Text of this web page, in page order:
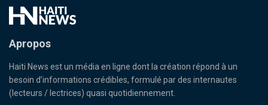
Apropos
Haiti News est un média en ligne dont la création répond à un
besoin d’informations crédibles, formulé par des internautes
(lecteurs / lectrices) quasi quotidiennement.